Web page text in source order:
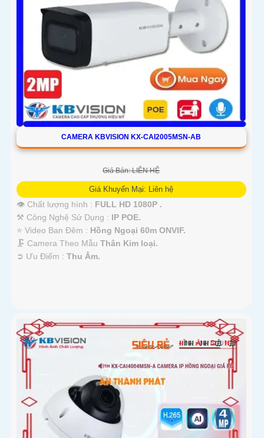
CAMERA KBVISION KX-CAI2005MSN-AB
Giá Bán: LIÊN HỆ
Giá Khuyến Mại: Liên hệ
👁 Chất lượng hình : FULL HD 1080P .
⚒ Công Nghệ Sử Dụng : IP POE.
⭐ Video Ban Đêm : Hồng Ngoại 60m ONVIF.
🗜️ Camera Theo Mẫu Thân Kim loại.
️➲ Ưu Điểm : Thu Âm.